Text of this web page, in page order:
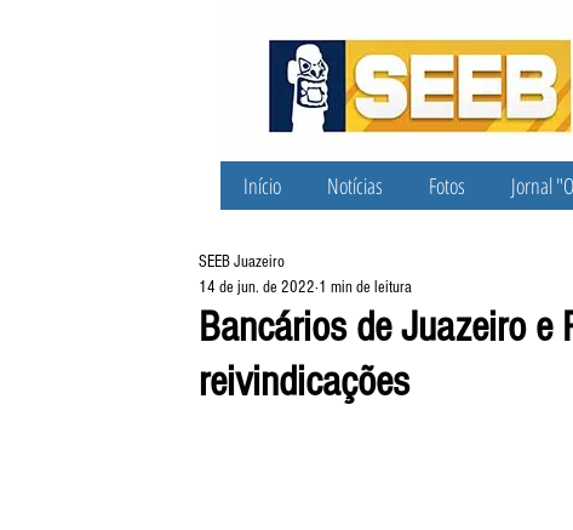
Início Notícias Fotos Jornal
Bancários de Juazeiro e
reivindicações
SEEB Juazeiro
14 de jun. de 2022 1 min de leitura